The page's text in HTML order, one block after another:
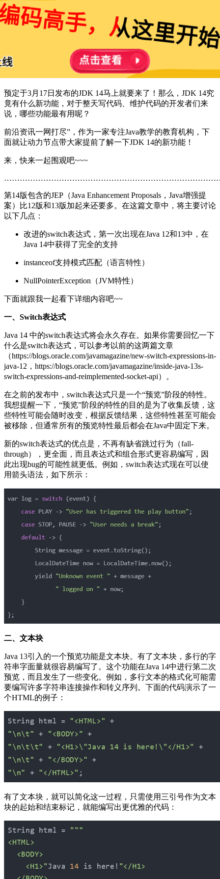
预定于3月17日发布的JDK 14马上就要来了！那么，JDK 14究
竟有什么新功能，对于整天写代码、维护代码的开发者们来
说，哪些功能最有用呢？
前沿资讯一网打尽”，作为一家专注Java教学的教育机构，下
面就让动力节点带大家提前了解一下JDK 14的新功能！
来，快来一起围观吧~~~
第14版包含的JEP（Java Enhancement Proposals，Java增强提
案）比12版和13版加起来还要多。在这篇文章中，将主要讨论
以下几点：
改进的switch表达式，第一次出现在Java 12和13中，在
Java 14中获得了完全的支持
instanceof支持模式匹配（语言特性）
NullPointerException（JVM特性）
下面就跟我一起看下详细内容吧~~
一、Switch表达式
Java 14 中的switch表达式将会永久存在。如果你需要回忆一下
什么是switch表达式，可以参考以前的这两篇文章
（https://blogs.oracle.com/javamagazine/new-switch-expressions-in-
java-12，https://blogs.oracle.com/javamagazine/inside-java-13s-
switch-expressions-and-reimplemented-socket-api）。
在之前的发布中，switch表达式只是一个“预览”阶段的特性。
我想提醒一下，“预览”阶段的特性的目的是为了收集反馈，这
些特性可能会随时改变，根据反馈结果，这些特性甚至可能会
被移除，但通常所有的预览特性最后都会在Java中固定下来。
新的switch表达式的优点是，不再有缺省跳过行为（fall-
through），更全面，而且表达式和组合形式更容易编写，因
此出现bug的可能性就更低。例如，switch表达式现在可以使
用箭头语法，如下所示：
二、文本块
Java 13引入的一个预览功能是文本块。有了文本块，多行的字
符串字面量就很容易编写了。这个功能在Java 14中进行第二次
预览，而且发生了一些变化。例如，多行文本的格式化可能需
要编写许多字符串连接操作和转义序列。下面的代码演示了一
个HTML的例子：
有了文本块，就可以简化这一过程，只需使用三引号作为文本
块的起始和结束标记，就能编写出更优雅的代码：